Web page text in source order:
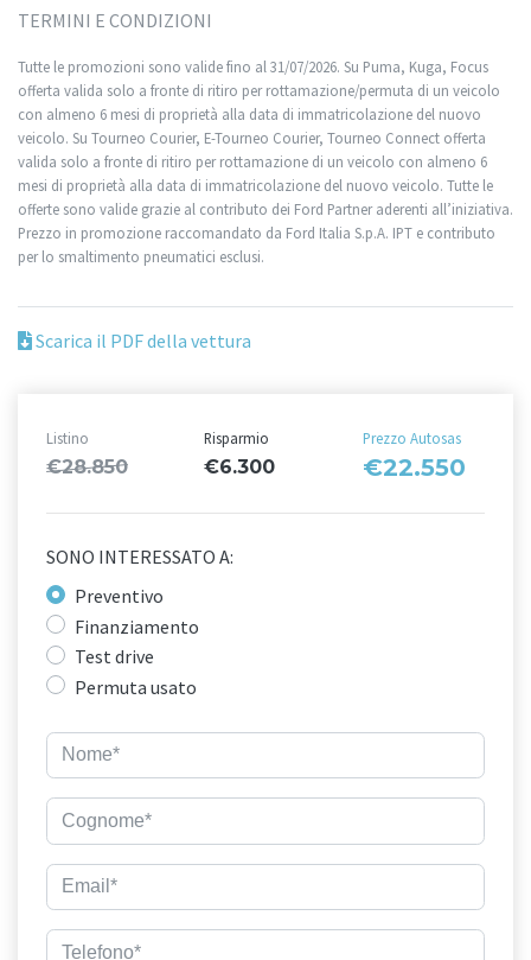
TERMINI E CONDIZIONI
Tutte le promozioni sono valide fino al 31/07/2026. Su Puma, Kuga, Focus
offerta valida solo a fronte di ritiro per rottamazione/permuta di un veicolo
con almeno 6 mesi di proprietà alla data di immatricolazione del nuovo
veicolo. Su Tourneo Courier, E-Tourneo Courier, Tourneo Connect offerta
valida solo a fronte di ritiro per rottamazione di un veicolo con almeno 6
mesi di proprietà alla data di immatricolazione del nuovo veicolo. Tutte le
offerte sono valide grazie al contributo dei Ford Partner aderenti all’iniziativa.
Prezzo in promozione raccomandato da Ford Italia S.p.A. IPT e contributo
per lo smaltimento pneumatici esclusi.
Scarica il PDF della vettura
Listino
€28.850
Risparmio
€6.300
Prezzo Autosas
€22.550
SONO INTERESSATO A:
Preventivo
Finanziamento
Test drive
Permuta usato